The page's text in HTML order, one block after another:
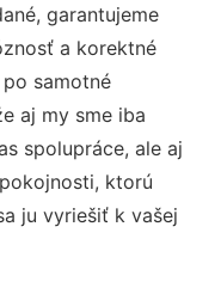
garantujeme
a korektné
samotné
aj my sme iba
spolupráce, ale aj
ktorú
ju vyriešiť k vašej